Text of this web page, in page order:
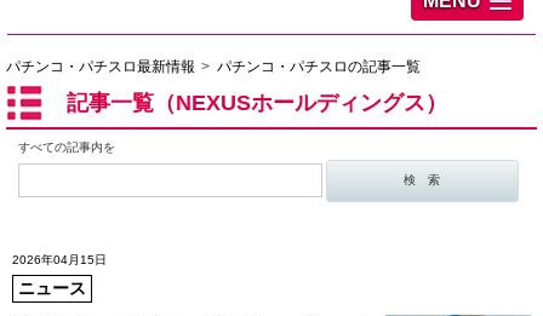
パチンコ・パチスロ最新情報 パチンコ・パチスロの記事一覧
記事一覧（NEXUSホールディングス）
すべての記事内を
2026年04月15日
ニュース